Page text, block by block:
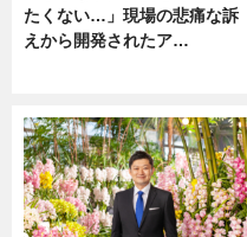
たくない…」現場の悲痛な訴
えから開発されたア…